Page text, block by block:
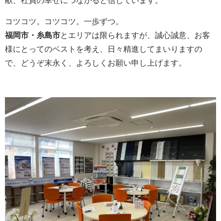
コツコツ。コツコツ。一歩ずつ。
福岡市・糸島市とエリアは限られますが、誠心誠意、お客
様にとってのベストを考え、日々精進してまいりますの
で、どうぞ末永く、よろしくお願い申し上げます。